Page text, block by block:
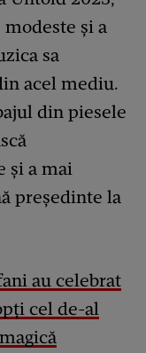
și a
sa
acel mediu.
din piesele
și a mai
președinte la
au celebrat
cel de-al